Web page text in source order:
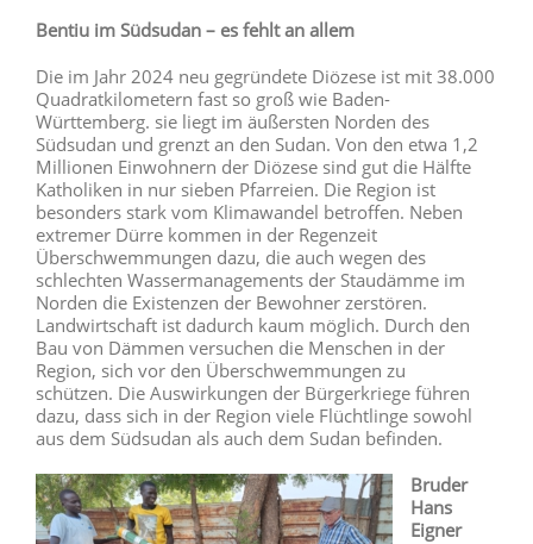
Bentiu im Südsudan – es fehlt an allem
Die im Jahr 2024 neu gegründete Diözese ist mit 38.000
Quadratkilometern fast so groß wie Baden-
Württemberg. sie liegt im äußersten Norden des
Südsudan und grenzt an den Sudan. Von den etwa 1,2
Millionen Einwohnern der Diözese sind gut die Hälfte
Katholiken in nur sieben Pfarreien. Die Region ist
besonders stark vom Klimawandel betroffen. Neben
extremer Dürre kommen in der Regenzeit
Überschwemmungen dazu, die auch wegen des
schlechten Wassermanagements der Staudämme im
Norden die Existenzen der Bewohner zerstören.
Landwirtschaft ist dadurch kaum möglich. Durch den
Bau von Dämmen versuchen die Menschen in der
Region, sich vor den Überschwemmungen zu
schützen. Die Auswirkungen der Bürgerkriege führen
dazu, dass sich in der Region viele Flüchtlinge sowohl
aus dem Südsudan als auch dem Sudan befinden.
Bruder
Hans
Eigner